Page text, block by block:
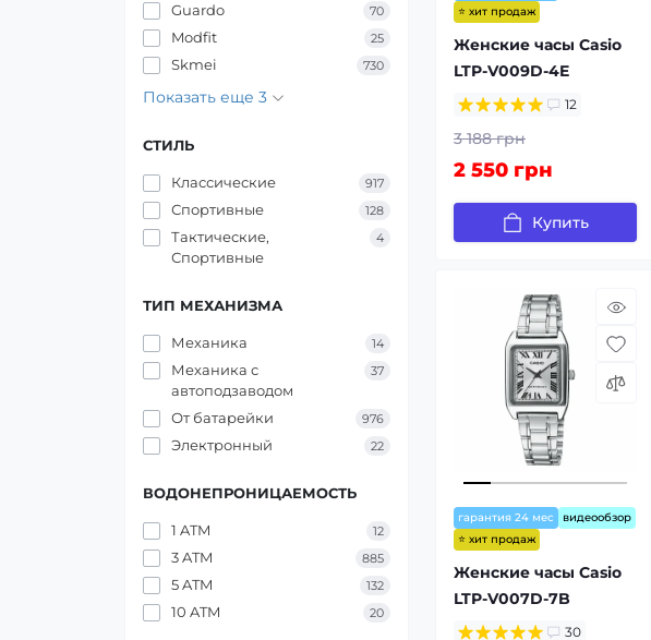
Guardo 70
Modfit 25
Skmei 730
Показать еще 3
СТИЛЬ
Классические 917
Спортивные 128
Тактические,
Спортивные
4
ТИП МЕХАНИЗМА
Механика 14
Механика с
автоподзаводом
37
От батарейки 976
Электронный 22
ВОДОНЕПРОНИЦАЕМОСТЬ
1 ATM 12
3 ATM 885
5 ATM 132
10 ATM 20
⭐ хит продаж
Женские часы Casio
LTP-V009D-4E
12
3 188 грн
2 550 грн
Купить
гарантия 24 мес
видеообзор
⭐ хит продаж
Женские часы Casio
LTP-V007D-7B
30